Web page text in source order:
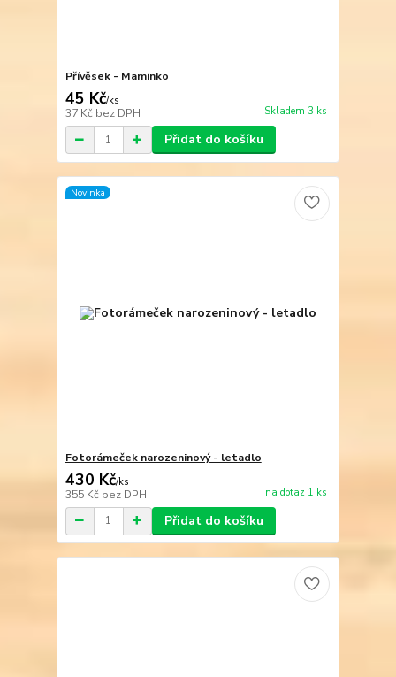
Přívěsek - Maminko
45 Kč/ks
37 Kč bez DPH Skladem 3 ks
Přidat do košíku
Novinka
Fotorámeček narozeninový - letadlo
430 Kč/ks
355 Kč bez DPH na dotaz 1 ks
Přidat do košíku